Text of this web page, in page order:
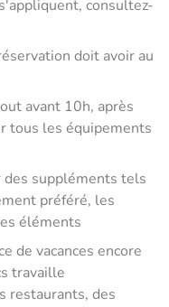
consultez-
doit avoir au
avant 10h, après
tous les équipements
suppléments tels
préféré, les
éléments
de vacances encore
travaille
restaurants, des